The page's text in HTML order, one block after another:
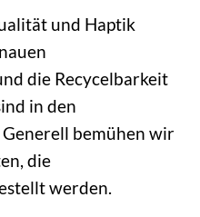
und Haptik
die Recycelbarkeit
in den
bemühen wir
die
werden.